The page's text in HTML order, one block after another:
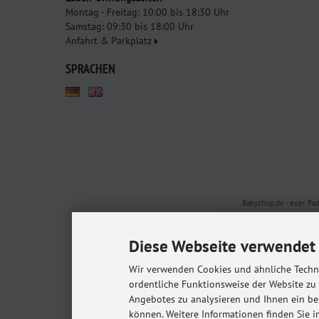
Montag - Freitag: 10:00 bis 18:30 Uhr
Samstag: 09:30 bis 18:00 Uhr
Anfahrt & Parkplatz
SPRACHEN
Babyshop.de - euer
Kindersitze, Babybettchen
* Gilt für Lieferungen
©
Diese Webseite
Wir verwenden Cookies und ähnliche
ordentliche Funktionsweise der Website
Angebotes zu analysieren und Ihnen ein
können. Weitere Informationen finden Sie